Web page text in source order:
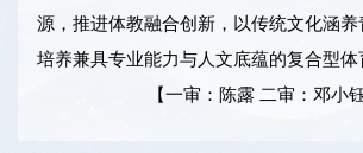
源，推进体教融合创新，以传统文化涵养
培养兼具专业能力与人文底蕴的复合型体
【一审：陈露 二审：邓小